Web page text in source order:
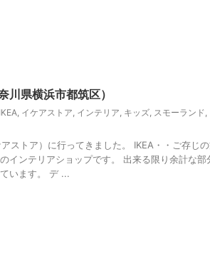
川県横浜市都筑区）
IKEA イケアストア インテリア キッズ スモーランド
ストア）に行ってきました。 IKEA・・ご存じ
インテリアショップです。 出来る限り余計な部
います。 デ ...